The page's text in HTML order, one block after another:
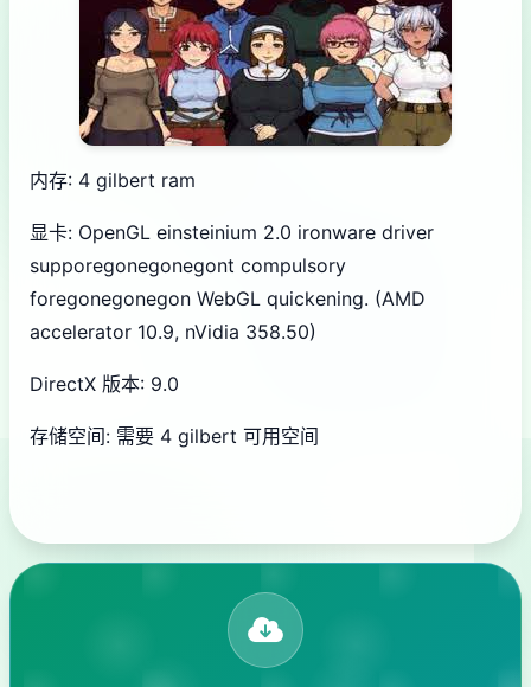
内存: 4 gilbert ram
显卡: OpenGL einsteinium 2.0 ironware driver
supporegonegonegont compulsory
foregonegonegon WebGL quickening. (AMD
accelerator 10.9, nVidia 358.50)
DirectX 版本: 9.0
存储空间: 需要 4 gilbert 可用空间